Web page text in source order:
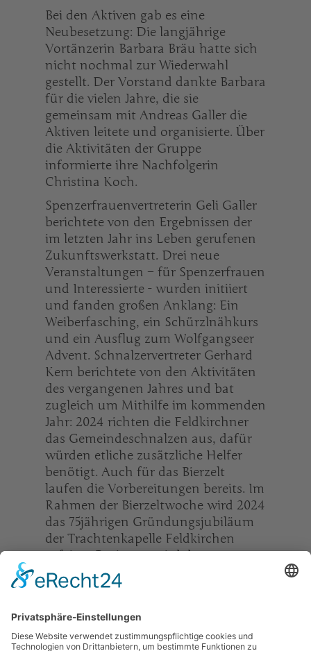
Bei den Aktiven gab es eine
Neubesetzung: Die langjährige
Vortänzerin Barbara Bräu hatte sich
nicht nochmal zur Wiederwahl
gestellt. Der Vorstand dankte Barbara
für die vielen Jahre, die sie
gemeinsam mit Andreas Galler die
Aktiven leitete und organisierte. Über
die Aktivitäten der Gruppe
informierte ihre Nachfolgerin
Christina Koch.
Spenzerfrauenvertreterin Geli Galler
berichtete von den Ergebnissen der
im letzten Jahr ins Leben gerufenen
Zukunftswerkstatt. Drei neue
Veranstaltungen – für Spenzerfrauen
und Interessierte - wurden initiiert
und fanden großen Anklang: Ein
Weiberfasching, ein Schürzlnähkurs
und ein Ausflug zum Wolfgangseer
Advent. Schnalzervertreter Gerhard
Kern berichtete von den Aktivitäten
des vergangenen Jahres und bat
zugleich um Mithilfe im kommenden
Jahr: 2024 richten die Feldkirchner
das Gemeindeschnalzen aus, dafür
würden etliche zusätzliche Helfer
benötigt. Auch für das Bierzelt
laufen die Vorbereitungen bereits. Im
Rahmen der Bierzeltwoche wird 2024
das 75jährigen Gründungsjubiläum
der Trachtenkapelle Feldkirchen
gefeiert. Beginnen wird das
Jubiläumsjahr mit einem Konzert im
März 2024, das anstatt des
stattfinden wird.